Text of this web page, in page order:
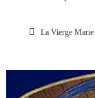
La Vierge